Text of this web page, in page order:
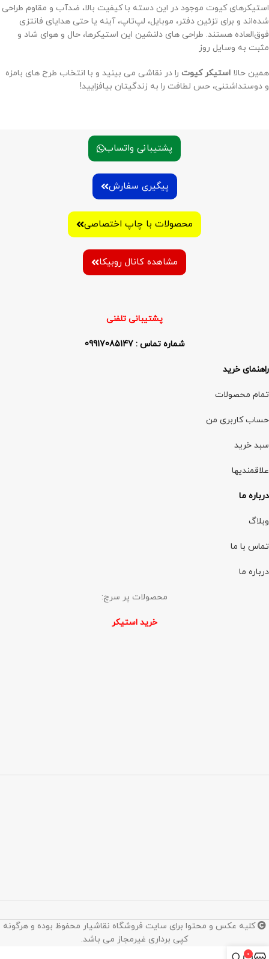
استیکرهای کیوت موجود در این دسته با کیفیت بالا، ضدآب و مقاوم طراحی
شده‌اند و برای تزئین دفتر، موبایل، لپ‌تاپ، آینه یا حتی هدایای فانتزی
فوق‌العاده هستند. طراحی های دلنشین این استیکرها، حال و هوای شاد و
مثبت به وسایل روز
همین حالا استیکر کیوت را در نقاشی می بینید و با انتخاب طرح های بامزه
و دوستداشتنی، حس لطافت را به زندگیتان بیافزایید!
پشتیبانی واتساب
پیگیری سفارش
محصولات با چاپ اختصاصی
مشاهده کانال روبیکا
پشتیبانی تلفنی
شماره تماس : 09917085147
راهنمای خرید
تمام محصولات
حساب کاربری من
سبد خرید
علاقمندیها
درباره ما
وبلاگ
تماس با ما
درباره ما
محصولات پر سرچ:
خرید استیکر
کلیه عکس و محتوا برای سایت فروشگاه نقاشیار محفوظ بوده و هرگونه
کپی برداری غیرمجاز می باشد.
0